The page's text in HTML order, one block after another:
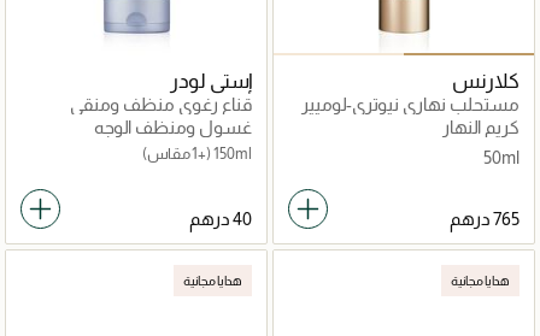
كلارنس
مستحلب نهاري نيوتري-لوميير
50 مل
كريم النهار
50ml
إستي لودر
قناع رغوي منظف ومنقي
بيرفكتلي كلين متعدد الفوائد
غسول ومنظف الوجه
150ml (+1 مقاس)
هدايا مجانية هدايا مجانية